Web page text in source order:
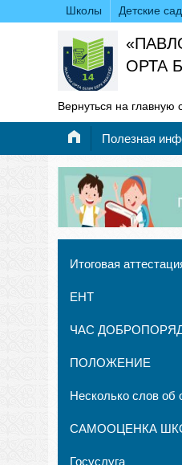
Школы Детские
ОРТА
Вернуться на главную
Полезная
Итоговая
ЕНТ
ЧАС
ПОЛОЖЕНИЕ
Несколько слов об
САМООЦЕНКА
Госуслуга